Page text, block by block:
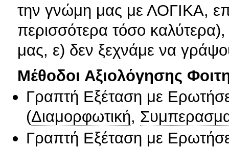
την γνώμη μας με ΛΟΓΙΚΑ,
περισσότερα τόσο
μας, ε) δεν ξεχνάμε να
Μέθοδοι Αξιολόγησης
Γραπτή Εξέταση με
(Διαμορφωτική,
Γραπτή Εξέταση με